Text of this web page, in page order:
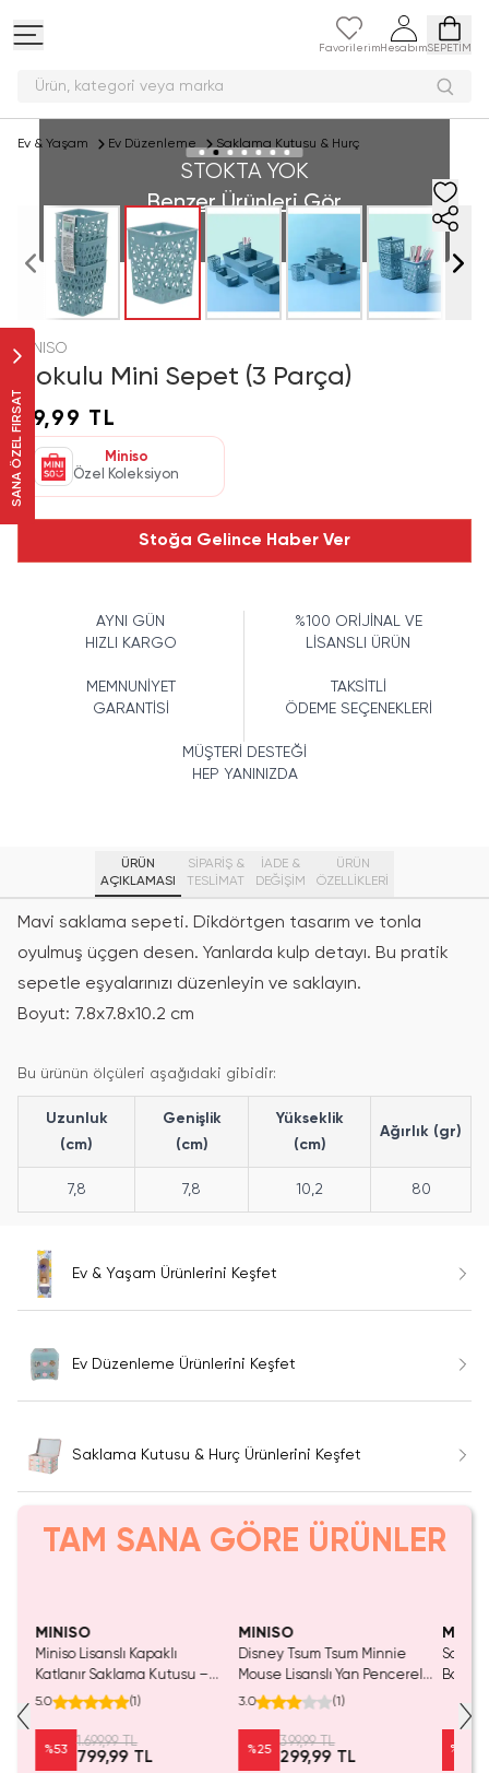
Favorilerim HesabımSEPETİM
Ürün, kategori veya ma
SANA ÖZEL FIRSAT
Ev & Yaşam Ev Düzenleme Saklama Kutusu & Hurç
STOKTA YOK
Benzer Ürünleri Gör
MINISO
Dokulu Mini Sepet (3 Parça)
69,99 TL
Miniso
Özel Koleksiyon
Stoğa Gelince Haber Ver
AYNI GÜN
HIZLI KARGO
%100 ORİJİNAL VE
LİSANSLI ÜRÜN
MEMNUNİYET
GARANTİSİ
TAKSİTLİ
ÖDEME SEÇENEKLERİ
MÜŞTERİ DESTEĞİ
HEP YANINIZDA
ÜRÜN
AÇIKLAMASI
SİPARİŞ &
TESLİMAT
İADE &
DEĞİŞİM
ÜRÜN
ÖZELLIKLERI
Mavi saklama sepeti. Dikdörtgen tasarım ve tonla
oyulmuş üçgen desen. Yanlarda kulp detayı. Bu pratik
sepetle eşyalarınızı düzenleyin ve saklayın.
Boyut: 7.8x7.8x10.2 cm
Bu ürünün ölçüleri aşağıdaki gibidir:
Uzunluk
(cm)
Genişlik
(cm)
Yükseklik
(cm)
Ağırlık (gr)
7,8 7,8 10,2 80
Ev & Yaşam Ürünlerini Keşfet
Ev Düzenleme Ürünlerini Keşfet
Saklama Kutusu & Hurç Ürünlerini Keşfet
TAM SANA GÖRE ÜRÜNLER
MINISO
Miniso Lisanslı Kapaklı
Katlanır Saklama Kutusu –
Pembe Büyük Boy Elbise ve
5.0 (1)
%53
1.699,99 TL
799,99 TL
MINISO
Disney Tsum Tsum Minnie
Mouse Lisanslı Yan Pencereli
Mini Saklama Kutusu –
3.0 (1)
%25
399,99 TL
299,99 TL
Sanrio
Bavul
%